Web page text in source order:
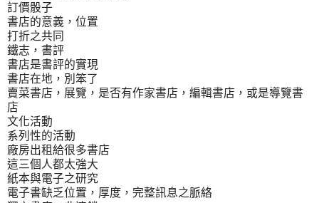
訂價骰子
書店的意義，位置
打折之共同
鐵志，書評
書店是書評的實現
書店在地，別笨了
賣菜書店，展覽，是否有作家書店，編輯書店，或是導覽書
店
文化活動
系列性的活動
廠房出租給很多書店
這三個人都太強大
紙本與電子之研究
電子書缺乏位置，厚度，完整訊息之脈絡